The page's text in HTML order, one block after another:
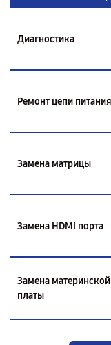
Диагностика
Ремонт цепи питания
Замена матрицы
Замена HDMI порта
Замена материнской
платы